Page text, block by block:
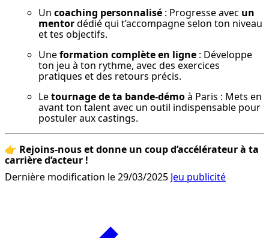
Un coaching personnalisé : Progresse avec un
mentor dédié qui t’accompagne selon ton niveau
et tes objectifs.
Une formation complète en ligne : Développe
ton jeu à ton rythme, avec des exercices
pratiques et des retours précis.
Le tournage de ta bande-démo à Paris : Mets en
avant ton talent avec un outil indispensable pour
postuler aux castings.
👉 Rejoins-nous et donne un coup d’accélérateur à ta
carrière d’acteur !
Dernière modification le 29/03/2025 Jeu publicité